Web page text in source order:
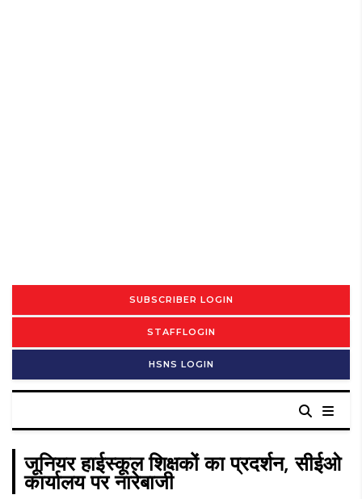
SUBSCRIBER LOGIN
STAFFLOGIN
HSNS LOGIN
जूनियर हाईस्कूल शिक्षकों का प्रदर्शन, सीईओ
कार्यालय पर नारेबाजी